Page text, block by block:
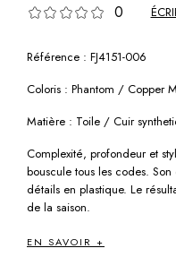
0
Référence : FJ4151-006
Coloris : Phantom / Copper
Matière : Toile / Cuir
Complexité, profondeur et
bouscule tous les codes.
détails en plastique. Le
de la saison.
EN SAVOIR +